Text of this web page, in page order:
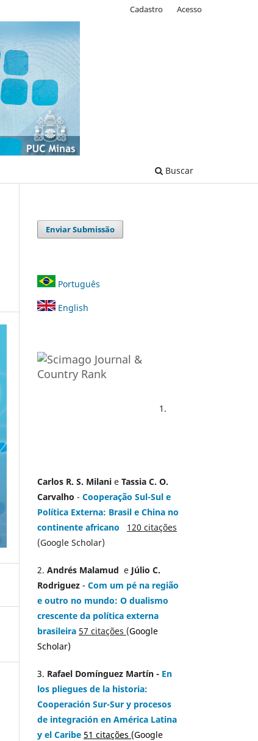
Buscar
Cadastro Acesso
Enviar Submissão
Português
English
1.
Carlos R. S. Milani e Tassia C. O.
Carvalho - Cooperação Sul-Sul e
Política Externa: Brasil e China no
continente africano 120 citações
(Google Scholar)
2. Andrés Malamud e Júlio C.
Rodriguez - Com um pé na região
e outro no mundo: O dualismo
crescente da política externa
brasileira 57 citações (Google
Scholar)
3. Rafael Domínguez Martín - En
los pliegues de la historia:
Cooperación Sur-Sur y procesos
de integración en América Latina
y el Caribe 51 citações (Google